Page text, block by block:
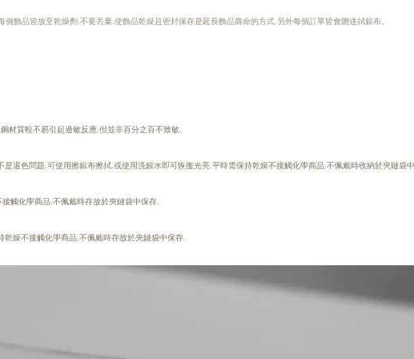
飾品皆放至乾燥劑.不要丟棄.使飾品乾燥且密封保存是延長飾品壽命的方式.另外每個訂單皆會贈送拭銀布。
材質較不易引起過敏反應.但並非百分之百不致敏.
退色問題.可使用擦銀布擦拭.或使用洗銀水即可恢復光亮. 平時需保持乾燥不接觸化學商品. 不佩戴時收納於夾鏈袋
觸化學商品.不佩戴時存放於夾鏈袋中保存.
燥不接觸化學商品.不佩戴時存放於夾鏈袋中保存.